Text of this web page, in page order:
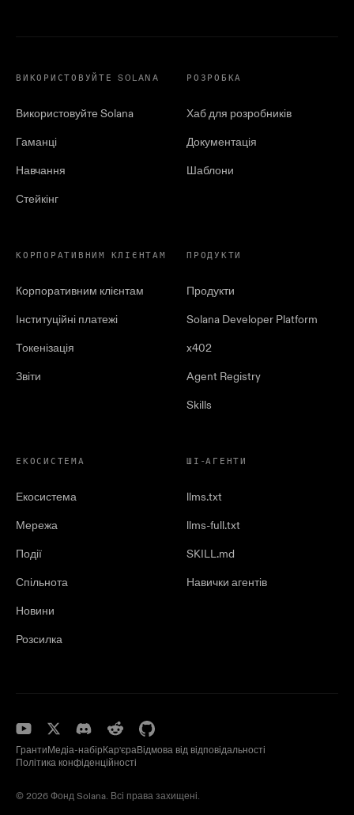
ВИКОРИСТОВУЙТЕ SOLANA
Використовуйте Solana
Гаманці
Навчання
Стейкінг
РОЗРОБКА
Хаб для розробників
Документація
Шаблони
КОРПОРАТИВНИМ КЛІЄНТАМ
Корпоративним клієнтам
Інституційні платежі
Токенізація
Звіти
ПРОДУКТИ
Продукти
Solana Developer Platform
x402
Agent Registry
Skills
ЕКОСИСТЕМА
Екосистема
Мережа
Події
Спільнота
Новини
Розсилка
ШІ-АГЕНТИ
llms.txt
llms-full.txt
SKILL.md
Навички агентів
ГрантиМедіа-набірКар'єраВідмова від відповідальності
Політика конфіденційності
© 2026 Фонд Solana. Всі права захищені.